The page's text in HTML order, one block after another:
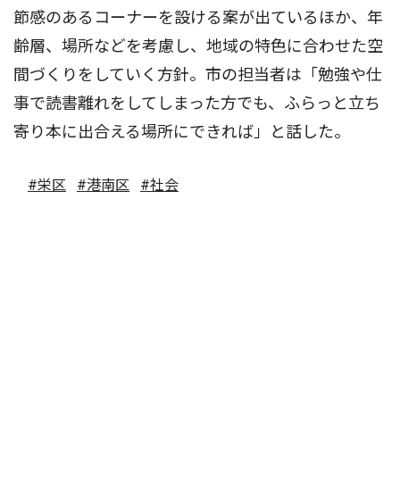
節感のあるコーナーを設ける案が出ているほか、年
齢層、場所などを考慮し、地域の特色に合わせた空
間づくりをしていく方針。市の担当者は「勉強や仕
事で読書離れをしてしまった方でも、ふらっと立ち
寄り本に出合える場所にできれば」と話した。
#栄区 #港南区 #社会